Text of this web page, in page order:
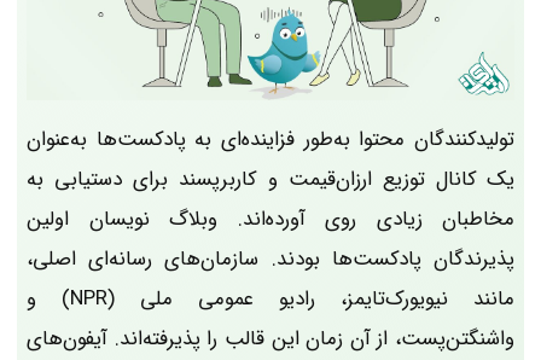
تولیدکنندگان محتوا به‌طور فزاینده‌ای به پادکست‌ها به‌عنوان
یک کانال توزیع ارزان‌قیمت و کاربرپسند برای دستیابی به
مخاطبان زیادی روی آورده‌اند. وبلاگ نویسان اولین
پذیرندگان پادکست‌ها بودند. سازمان‌های رسانه‌ای اصلی،
مانند نیویورک‌تایمز، رادیو عمومی ملی (NPR) و
واشنگتن‌پست، از آن زمان این قالب را پذیرفته‌اند. آیفون‌های